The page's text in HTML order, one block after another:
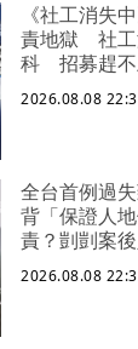
《社工消失
責地獄 社工
科 招募趕
口警報 揭薪
剝削
2026.08.08
全台首例過
背「保證人
責？剴剴案
2026.08.08